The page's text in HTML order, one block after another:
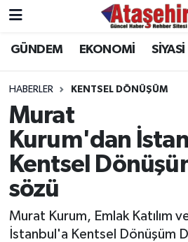
GÜNDEM EKONOMİ SİYASİ
HABERLER KENTSEL DÖNÜŞÜM
Murat
Kurum'dan
Kentsel
sözü
Murat Kurum, Emlak Katılım
İstanbul'a Kentsel Dönüşüm
Hava Durumu
Trafik Durumu
Süper Lig Puan Durumu ve
Tüm Manşetler
Son Dakika Haberleri
Haber Arşivi